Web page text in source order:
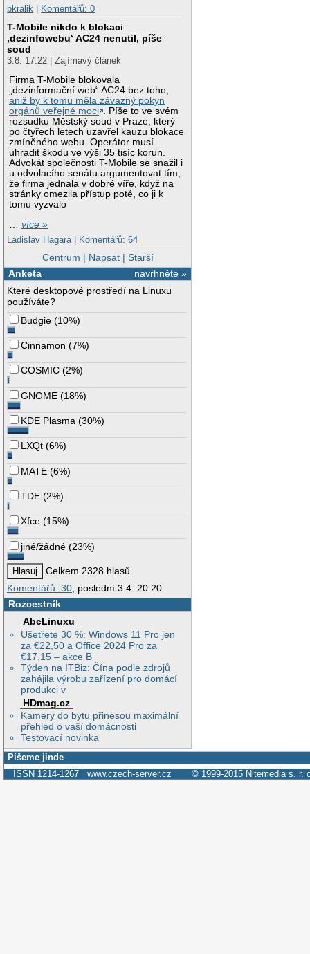
bkralik
Komentářů: 0
T-Mobile nikdo k blokaci
‚dezinfowebu‘ AC24 nenutil, píše
soud
3.8. 17:22 | Zajímavý článek
Firma T-Mobile blokovala
„dezinformační web“ AC24 bez toho,
aniž by k tomu měla závazný pokyn
orgánů veřejné moci . Píše to ve svém
rozsudku Městský soud v Praze, který
po čtyřech letech uzavřel kauzu blokace
zmíněného webu. Operátor musí
uhradit škodu ve výši 35 tisíc korun.
Advokát společnosti T-Mobile se snažil i
u odvolacího senátu argumentovat tím,
že firma jednala v dobré víře, když na
stránky omezila přístup poté, co ji k
tomu vyzvalo
…více »
Ladislav Hagara | Komentářů: 64
Centrum | Napsat| Starší
navrhněte »
Anketa
Které desktopové prostředí na Linuxu
používáte?
Budgie (10%)
Cinnamon (7%)
COSMIC (2%)
GNOME (18%)
KDE Plasma (30%)
LXQt (6%)
MATE (6%)
TDE (2%)
Xfce (15%)
jiné/žádné (23%)
Celkem 2328 hlasů
Komentářů: 30, poslední 3.4. 20:20
Rozcestník
AbcLinuxu
Ušetřete 30 %: Windows 11 Pro jen
za €22,50 a Office 2024 Pro za
€17,15 – akce B
Týden na ITBiz: Čína podle zdrojů
zahájila výrobu zařízení pro domácí
produkci v
HDmag.cz
Kamery do bytu přinesou maximální
přehled o vaší domácnosti
Testovací novinka
Píšeme jinde
ISSN 1214-1267 www.czech-server.cz © 1999-2015 Nitemedia s. r.